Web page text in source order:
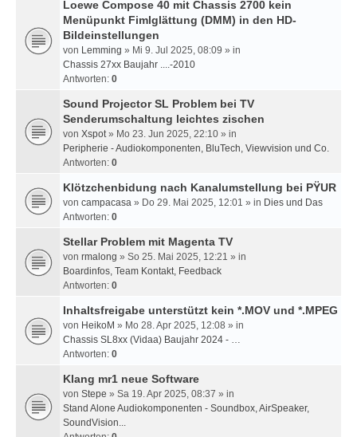
Loewe Compose 40 mit Chassis 2700 kein
Menüpunkt Fimlglättung (DMM) in den HD-
Bildeinstellungen
von Lemming » Mi 9. Jul 2025, 08:09 » in
Chassis 27xx Baujahr ....-2010
Antworten: 0
Sound Projector SL Problem bei TV
Senderumschaltung leichtes zischen
von Xspot» Mo 23. Jun 2025, 22:10 » in
Peripherie - Audiokomponenten, BluTech, Viewvision und Co.
Antworten: 0
Klötzchenbidung nach Kanalumstellung bei PŸUR
von campacasa » Do 29. Mai 2025, 12:01 » in Dies und Das
Antworten: 0
Stellar Problem mit Magenta TV
von rmalong » So 25. Mai 2025, 12:21 » in
Boardinfos, Team Kontakt, Feedback
Antworten: 0
Inhaltsfreigabe unterstützt kein *.MOV und *.MPEG
von HeikoM » Mo 28. Apr 2025, 12:08 » in
Chassis SL8xx (Vidaa) Baujahr 2024 - …
Antworten: 0
Klang mr1 neue Software
von Stepe » Sa 19. Apr 2025, 08:37 » in
Stand Alone Audiokomponenten - Soundbox, AirSpeaker,
SoundVision...